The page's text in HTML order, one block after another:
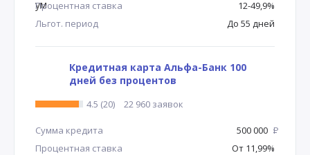
Процентная ставка
12-49,9%
Льгот. период
До 55 дней
Кредитная карта Альфа-Банк 100
дней без процентов
4.5 (20) 22 960 заявок
Сумма кредита 500 000 Р
Процентная ставка
От 11,99%